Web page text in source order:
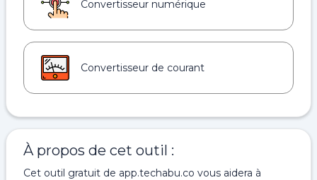
Convertisseur numérique
Convertisseur de courant
À propos de cet outil :
Cet outil gratuit de app.techabu.co vous aidera à